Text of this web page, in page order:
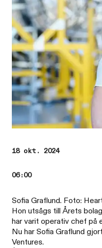
18 okt. 2024
06:00
Sofia Graflund. Foto:
Hon utsågs till Årets
har varit operativ chef på
Nu har Sofia Graflund
Ventures.